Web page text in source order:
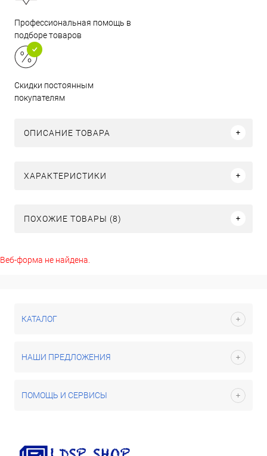
Профессиональная помощь в
подборе товаров
Скидки постоянным
покупателям
ОПИСАНИЕ ТОВАРА
ХАРАКТЕРИСТИКИ
ПОХОЖИЕ ТОВАРЫ (8)
Веб-форма не найдена.
КАТАЛОГ
НАШИ ПРЕДЛОЖЕНИЯ
ПОМОЩЬ И СЕРВИСЫ